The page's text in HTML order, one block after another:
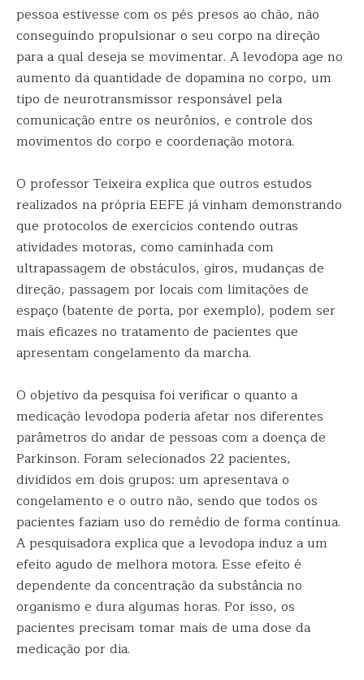
pessoa estivesse com os pés presos ao chão, não
conseguindo propulsionar o seu corpo na direção
para a qual deseja se movimentar. A levodopa age no
aumento da quantidade de dopamina no corpo, um
tipo de neurotransmissor responsável pela
comunicação entre os neurônios, e controle dos
movimentos do corpo e coordenação motora.
O professor Teixeira explica que outros estudos
realizados na própria EEFE já vinham demonstrando
que protocolos de exercícios contendo outras
atividades motoras, como caminhada com
ultrapassagem de obstáculos, giros, mudanças de
direção, passagem por locais com limitações de
espaço (batente de porta, por exemplo), podem ser
mais eficazes no tratamento de pacientes que
apresentam congelamento da marcha.
O objetivo da pesquisa foi verificar o quanto a
medicação levodopa poderia afetar nos diferentes
parâmetros do andar de pessoas com a doença de
Parkinson. Foram selecionados 22 pacientes,
divididos em dois grupos: um apresentava o
congelamento e o outro não, sendo que todos os
pacientes faziam uso do remédio de forma contínua.
A pesquisadora explica que a levodopa induz a um
efeito agudo de melhora motora. Esse efeito é
dependente da concentração da substância no
organismo e dura algumas horas. Por isso, os
pacientes precisam tomar mais de uma dose da
medicação por dia.